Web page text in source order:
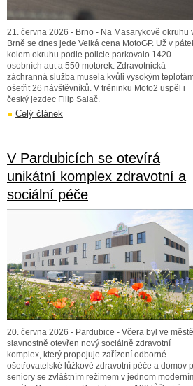
21. června 2026 - Brno - Na Masarykově okruhu
Brně se dnes jede Velká cena MotoGP. Už v
kolem okruhu podle policie parkovalo 1420
osobních aut a 550 motorek. Zdravotnická
záchranná služba musela kvůli vysokým
ošetřit 26 návštěvníků. V tréninku Moto2 uspěl i
český jezdec Filip Salač.
Celý článek
V Pardubicích se otevírá
unikátní komplex zdravotní a
sociální péče
20. června 2026 - Pardubice - Včera byl ve městě
slavnostně otevřen nový sociálně zdravotní
komplex, který propojuje zařízení odborné
ošetřovatelské lůžkové zdravotní péče a domov
seniory se zvláštním režimem v jednom